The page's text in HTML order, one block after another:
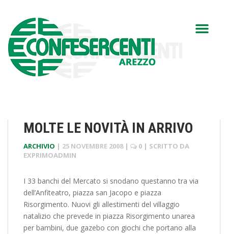
MOLTE LE NOVITÀ IN ARRIVO
ARCHIVIO | 25 NOVEMBRE 2008 | 0 | SCRITTO DA
EXPRIMOADMIN
I 33 banchi del Mercato si snodano questanno tra via
dell’Anfiteatro, piazza san Jacopo e piazza
Risorgimento. Nuovi gli allestimenti del villaggio
natalizio che prevede in piazza Risorgimento unarea
per bambini, due gazebo con giochi che portano alla